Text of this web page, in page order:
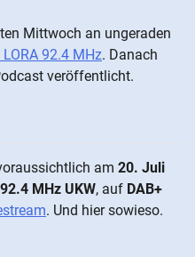
Mitt­woch an un­ge­ra­den
LORA 92.4 MHz. Da­nach
ver­öffentlicht.
am 20. Juli
92.4 MHz UKW, auf DAB+
. Und hier sowieso.